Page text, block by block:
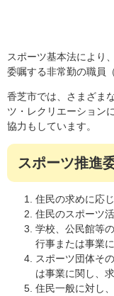
スポーツ基本法により
委嘱する非常勤の職員
香芝市では、さまざま
ツ・レクリエーション
協力もしています。
スポーツ推進
住民の求めに応
住民のスポーツ
学校、公民館等
行事または事業
スポーツ団体そ
は事業に関し、
住民一般に対し